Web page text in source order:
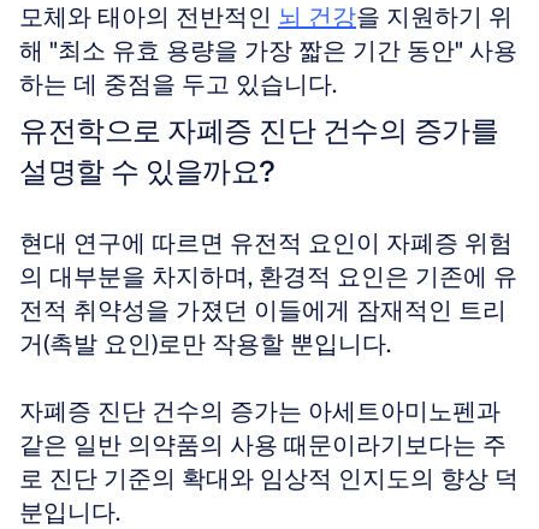
모체와 태아의 전반적인 뇌 건강을 지원하기 위
해 "최소 유효 용량을 가장 짧은 기간 동안" 사용
하는 데 중점을 두고 있습니다.
유전학으로 자폐증 진단 건수의 증가를
설명할 수 있을까요?
현대 연구에 따르면 유전적 요인이 자폐증 위험
의 대부분을 차지하며, 환경적 요인은 기존에 유
전적 취약성을 가졌던 이들에게 잠재적인 트리
거(촉발 요인)로만 작용할 뿐입니다.
자폐증 진단 건수의 증가는 아세트아미노펜과
같은 일반 의약품의 사용 때문이라기보다는 주
로 진단 기준의 확대와 임상적 인지도의 향상 덕
분입니다.